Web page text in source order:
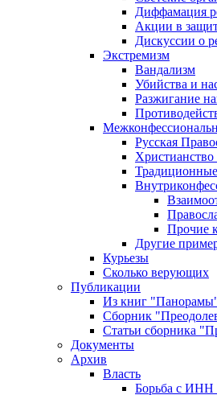
Диффамация
Акции в
Дискуссии о
Экстремизм
Вандализм
Убийства и
Разжигание
Русская
Прочие
Другие
Курьезы
Сколько верующих
Публикации
Из книг
Сборник
Статьи сборника
Документы
Архив
Власть
Борьба с ИНН